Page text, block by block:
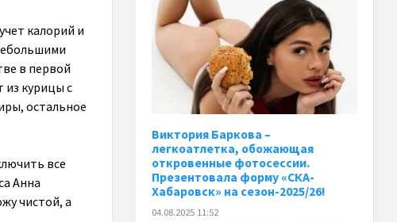
калорий и
в первой
из курицы с
остальное
все
Анна
чистой, а
Виктория Баркова –
легкоатлетка, обожающая
откровенные фотосессии.
Презентовала форму «СКА-
Хабаровск» на сезон-2025/26!
04.08.2025 11:52